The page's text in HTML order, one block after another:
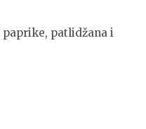
paprike, patlidžana i